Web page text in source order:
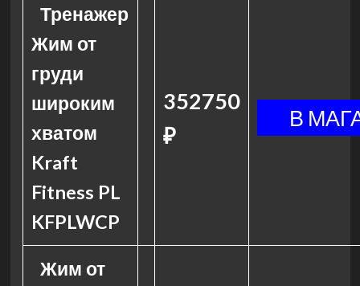
Тренажер
Жим от
груди
широким
хватом
Kraft
Fitness PL
KFPLWCP
352750
₽
Жим от